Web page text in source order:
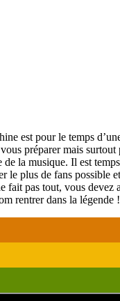
est pour le temps
préparer mais
la musique. Il est
le plus de fans possible
pas tout, vous devez
rentrer dans la légende !